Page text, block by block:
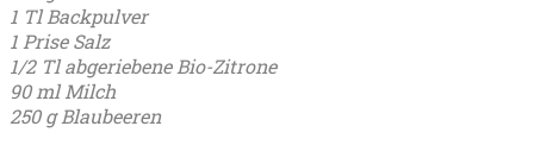
1 Tl Backpulver
1 Prise Salz
1/2 Tl abgeriebene Bio-Zitrone
90 ml Milch
250 g Blaubeeren